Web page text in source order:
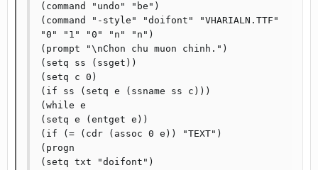
(command "undo" "be")
(command "-style" "doifont" "VHARIALN.TTF"
"0" "1" "0" "n" "n")
(prompt "\nChon chu muon chinh.")
(setq ss (ssget))
(setq c 0)
(if ss (setq e (ssname ss c)))
(while e
(setq e (entget e))
(if (= (cdr (assoc 0 e)) "TEXT")
(progn
(setq txt "doifont")